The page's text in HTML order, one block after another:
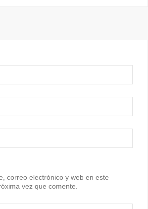
correo electrónico y web en este
vez que comente.